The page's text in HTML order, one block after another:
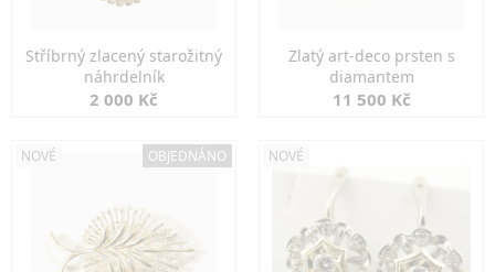
Stříbrný zlacený starožitný
náhrdelník
2 000 Kč
Zlatý art-deco prsten s
diamantem
11 500 Kč
NOVÉ OBJEDNÁNO NOVÉ